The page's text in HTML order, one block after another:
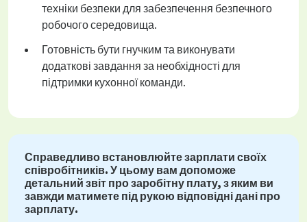
техніки безпеки для забезпечення безпечного
робочого середовища.
Готовність бути гнучким та виконувати
додаткові завдання за необхідності для
підтримки кухонної команди.
Справедливо встановлюйте зарплати своїх
співробітників. У цьому вам допоможе
детальний звіт про заробітну плату, з яким ви
завжди матимете під рукою відповідні дані про
зарплату.